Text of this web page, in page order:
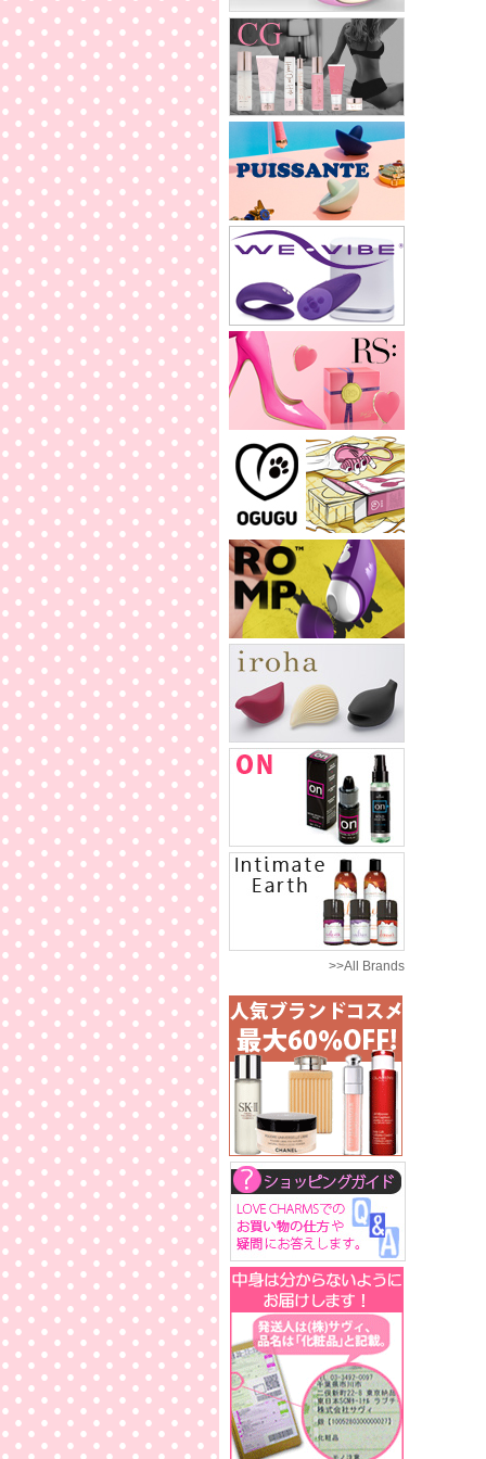
>>All Brands